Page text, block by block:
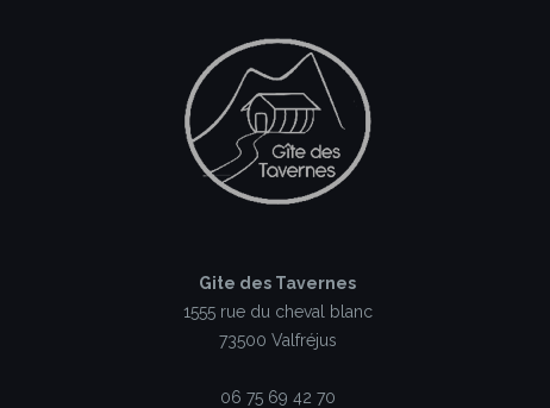
Gite des Tavernes
1555 rue du cheval blanc
73500 Valfréjus
06 75 69 42 70